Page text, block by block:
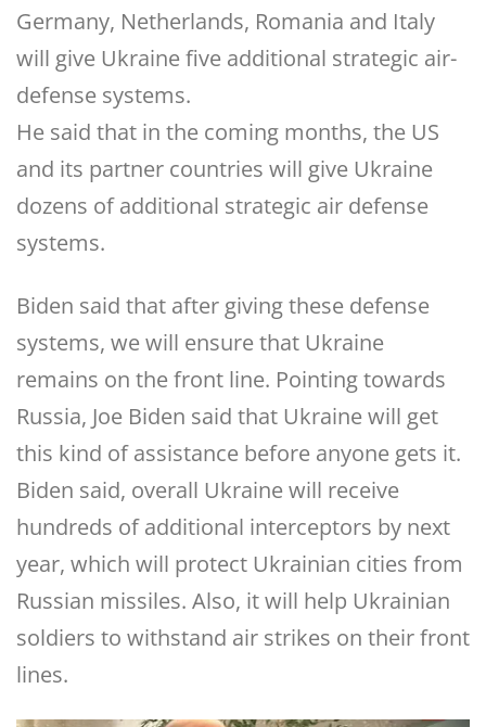
Germany, Netherlands, Romania and Italy
will give Ukraine five additional strategic air-
defense systems.
He said that in the coming months, the US
and its partner countries will give Ukraine
dozens of additional strategic air defense
systems.
Biden said that after giving these defense
systems, we will ensure that Ukraine
remains on the front line. Pointing towards
Russia, Joe Biden said that Ukraine will get
this kind of assistance before anyone gets it.
Biden said, overall Ukraine will receive
hundreds of additional interceptors by next
year, which will protect Ukrainian cities from
Russian missiles. Also, it will help Ukrainian
soldiers to withstand air strikes on their front
lines.